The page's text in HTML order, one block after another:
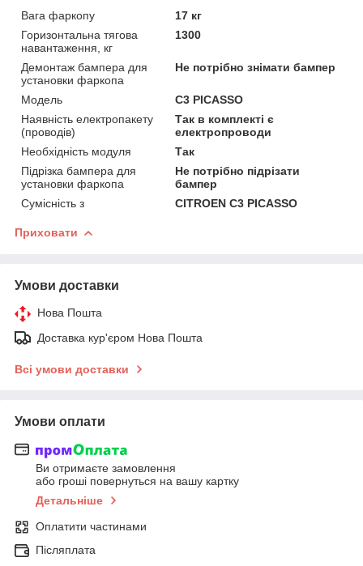
Вага фаркопу
17 кг
Горизонтальна тягова
навантаження, кг
1300
Демонтаж бампера для
установки фаркопа
Не потрібно знімати бампер
Мoдель
C3 PICASSO
Наявність електропакету
(проводів)
Так в комплекті є
електропроводи
Необхідність модуля
Так
Підрізка бампера для
установки фаркопа
Не потрібно підрізати
бампер
Сумісність з
CITROEN C3 PICASSO
Приховати
Умови доставки
Нова Пошта
Доставка кур'єром Нова Пошта
Всі умови доставки
Умови оплати
Ви отримаєте замовлення
або гроші повернуться на вашу картку
Детальніше
Оплатити частинами
Післяплата